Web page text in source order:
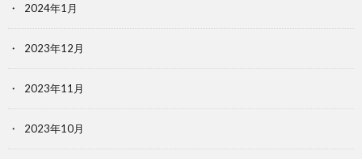
2024年1月
2023年12月
2023年11月
2023年10月